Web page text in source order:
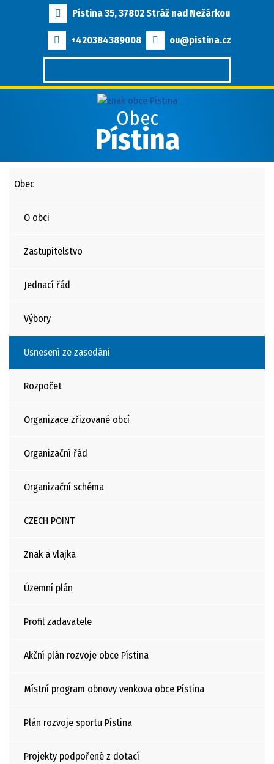
Pístina 35, 37802 Stráž nad Nežárkou
+420384389008 ou@pistina.cz
Obec
Pístina
Obec
O obci
Zastupitelstvo
Jednací řád
Výbory
Usnesení ze zasedání
Rozpočet
Organizace zřizované obcí
Organizační řád
Organizační schéma
CZECH POINT
Znak a vlajka
Územní plán
Profil zadavatele
Akční plán rozvoje obce Pístina
Místní program obnovy venkova obce Pístina
Plán rozvoje sportu Pístina
Projekty podpořené z dotací